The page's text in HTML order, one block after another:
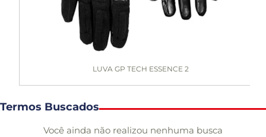
LUVA GP TECH ESSENCE 2
Termos Buscados
Você ainda não realizou nenhuma busca